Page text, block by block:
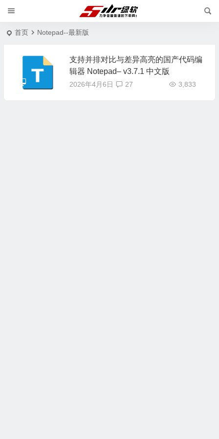
首页 Notepad--最新版
支持并排对比与差异高亮的国产代码编
辑器 Notepad– v3.7.1 中文版
2026年4月6日 3,833
27